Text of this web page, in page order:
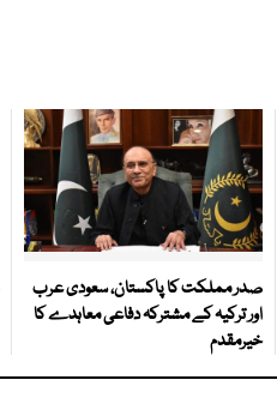
صدر مملکت کا پاکستان، سعودی عرب
اور ترکیہ کے مشترکہ دفاعی معاہدے کا
خیرمقدم